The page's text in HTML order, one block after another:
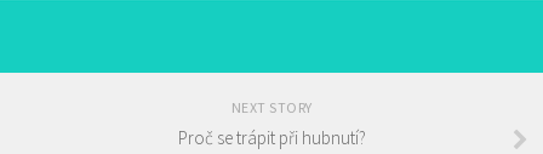
NEXT STORY
Proč se trápit při hubnutí?